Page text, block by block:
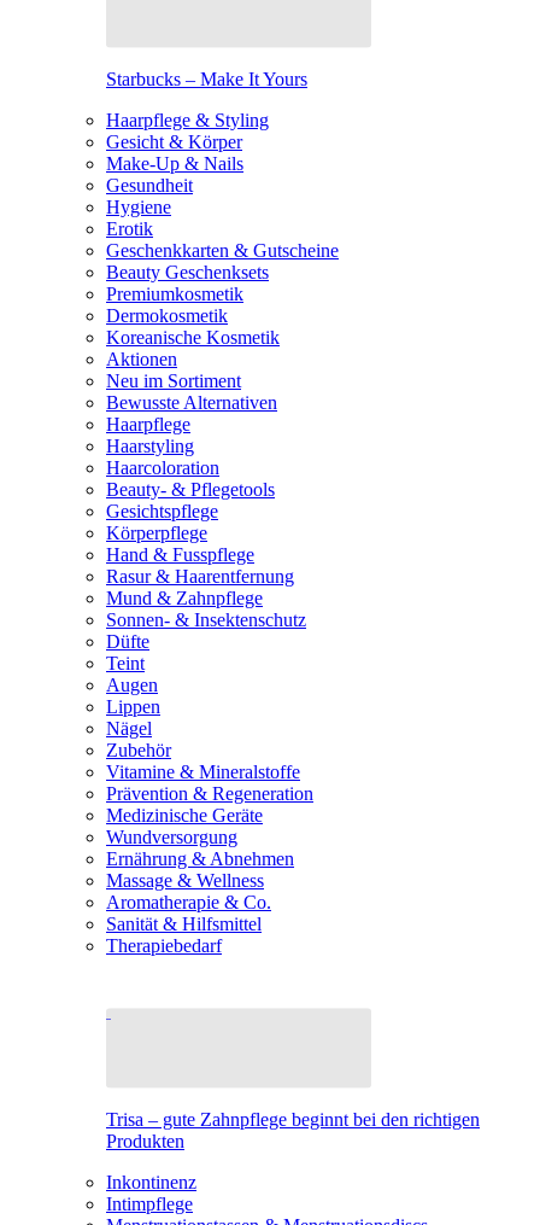
Starbucks – Make It Yours
Haarpflege & Styling
Gesicht & Körper
Make-Up & Nails
Gesundheit
Hygiene
Erotik
Geschenkkarten & Gutscheine
Beauty Geschenksets
Premiumkosmetik
Dermokosmetik
Koreanische Kosmetik
Aktionen
Neu im Sortiment
Bewusste Alternativen
Haarpflege
Haarstyling
Haarcoloration
Beauty- & Pflegetools
Gesichtspflege
Körperpflege
Hand & Fusspflege
Rasur & Haarentfernung
Mund & Zahnpflege
Sonnen- & Insektenschutz
Düfte
Teint
Augen
Lippen
Nägel
Zubehör
Vitamine & Mineralstoffe
Prävention & Regeneration
Medizinische Geräte
Wundversorgung
Ernährung & Abnehmen
Massage & Wellness
Aromatherapie & Co.
Sanität & Hilfsmittel
Therapiebedarf
Trisa – gute Zahnpflege beginnt bei den richtigen
Produkten
Inkontinenz
Intimpflege